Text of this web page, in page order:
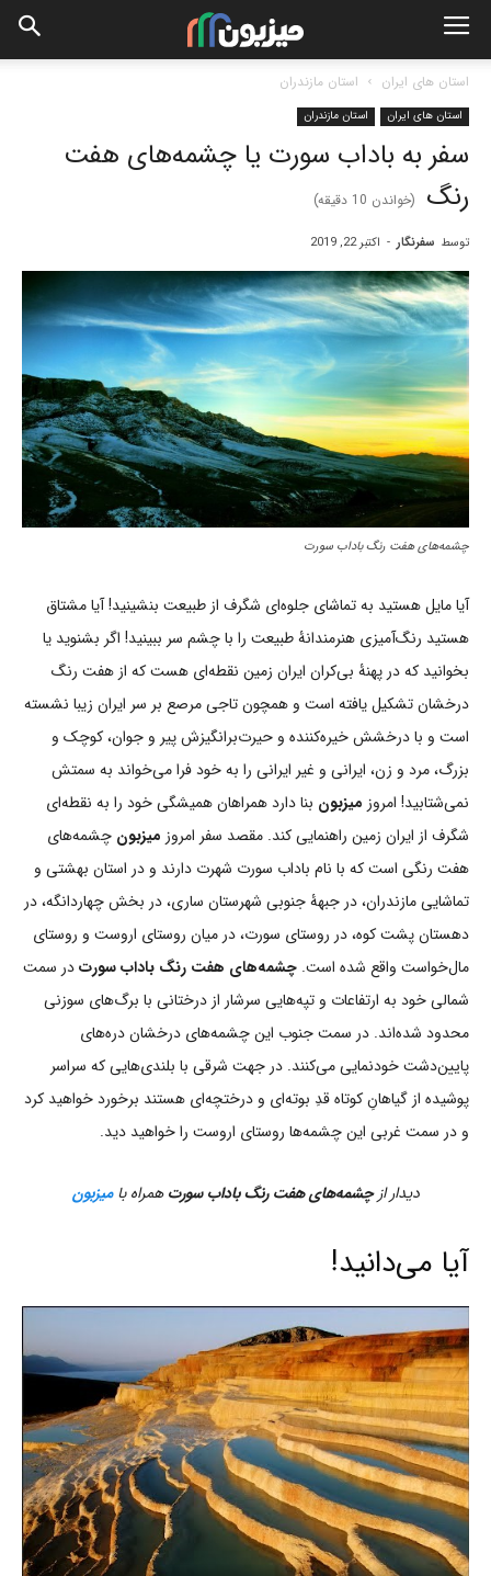
استان های ایران استان مازندران
استان های ایران استان مازندران
سفر به باداب سورت یا چشمه‌های هفت
رنگ
(خواندن 10 دقیقه)
توسط سفرنگار - اکتبر 22, 2019
چشمه‌های هفت رنگ باداب سورت
آیا مایل هستید به تماشای جلوه‌ای شگرف از طبیعت بنشینید! آیا مشتاق
هستید رنگ‌آمیزی هنرمندانۀ طبیعت را با چشم سر ببینید! اگر بشنوید یا
بخوانید که در پهنۀ بی‌کران ایران زمین نقطه‌ای هست که از هفت رنگ
درخشان تشکیل یافته است و همچون تاجی مرصع بر سر ایران زیبا نشسته
است و با درخشش خیره‌کننده و حیرت‌برانگیزش پیر و جوان، کوچک و
بزرگ، مرد و زن، ایرانی و غیر ایرانی را به خود فرا می‌خواند به سمتش
نمی‌شتابید! امروز میزبون بنا دارد همراهان همیشگی خود را به نقطه‌ای
شگرف از ایران زمین راهنمایی کند. مقصد سفر امروز میزبون چشمه‌های
هفت رنگی است که با نام باداب سورت شهرت دارند و در استان بهشتی و
تماشایی مازندران، در جبهۀ جنوبی شهرستان ساری، در بخش چهاردانگه، در
دهستان پشت کوه، در روستای سورت، در میان روستای اروست و روستای
مال‌خواست واقع شده است. چشمه‌های هفت رنگ باداب سورتدر سمت
شمالی خود به ارتفاعات و تپه‌هایی سرشار از درختانی با برگ‌های سوزنی
محدود شده‌اند. در سمت جنوب این چشمه‌های درخشان دره‌های
پایین‌دشت خودنمایی می‌کنند. در جهت شرقی با بلندی‌هایی که سراسر
پوشیده از گیاهانِ کوتاه قدِ بوته‌ای و درختچه‌ای هستند برخورد خواهید کرد
و در سمت غربی این چشمه‌ها روستای اروست را خواهید دید.
دیدار ازچشمه‌های هفت رنگ باداب سورتهمراه بامیزبون
آیا می‌دانید!